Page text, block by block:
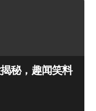
秘，趣闻笑料